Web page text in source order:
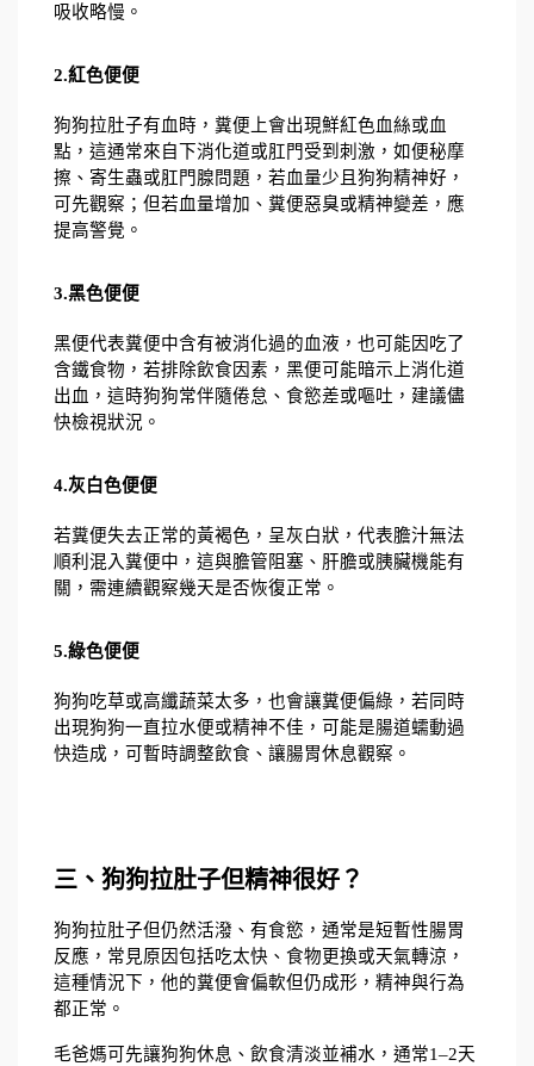
吸收略慢。
2.紅色便便
狗狗拉肚子有血時，糞便上會出現鮮紅色血絲或血
點，這通常來自下消化道或肛門受到刺激，如便秘摩
擦、寄生蟲或肛門腺問題，若血量少且狗狗精神好，
可先觀察；但若血量增加、糞便惡臭或精神變差，應
提高警覺。
3.黑色便便
黑便代表糞便中含有被消化過的血液，也可能因吃了
含鐵食物，若排除飲食因素，黑便可能暗示上消化道
出血，這時狗狗常伴隨倦怠、食慾差或嘔吐，建議儘
快檢視狀況。
4.灰白色便便
若糞便失去正常的黃褐色，呈灰白狀，代表膽汁無法
順利混入糞便中，這與膽管阻塞、肝膽或胰臟機能有
關，需連續觀察幾天是否恢復正常。
5.綠色便便
狗狗吃草或高纖蔬菜太多，也會讓糞便偏綠，若同時
出現狗狗一直拉水便或精神不佳，可能是腸道蠕動過
快造成，可暫時調整飲食、讓腸胃休息觀察。
三、狗狗拉肚子但精神很好？
狗狗拉肚子但仍然活潑、有食慾，通常是短暫性腸胃
反應，常見原因包括吃太快、食物更換或天氣轉涼，
這種情況下，他的糞便會偏軟但仍成形，精神與行為
都正常。
毛爸媽可先讓狗狗休息、飲食清淡並補水，通常1–2天